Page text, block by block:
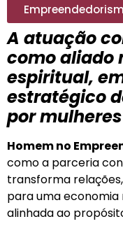
A atuação
como aliado
espiritual,
estratégico
por mulheres
Homem no
como a parceria
transforma
para uma economia
alinhada ao